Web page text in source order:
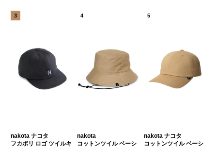
nakota ナコタ
フカボリ ロゴ ツイルキ
nakota
コットンツイル ベーシ
nakota ナコタ
コットンツイル ベーシ